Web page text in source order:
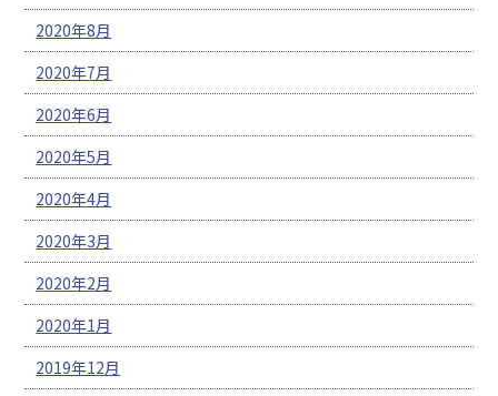
2020年8月
2020年7月
2020年6月
2020年5月
2020年4月
2020年3月
2020年2月
2020年1月
2019年12月